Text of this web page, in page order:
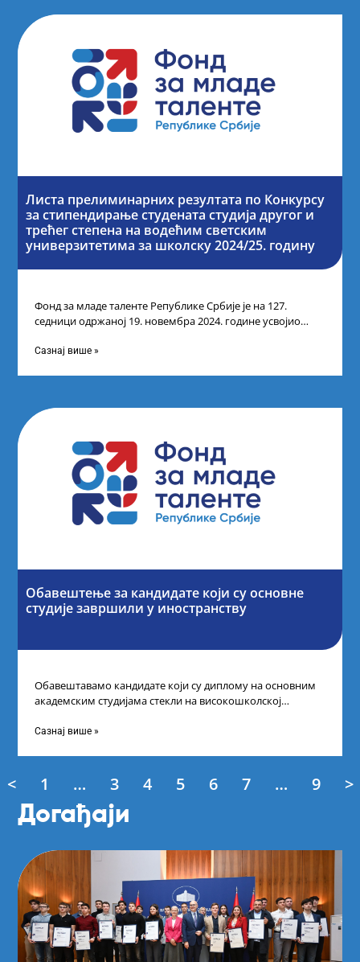
Листа прелиминарних резултата по Конкурсу
за стипендирање студената студија другог и
трећег степена на водећим светским
универзитетима за школску 2024/25. годину
Фонд за младе таленте Републике Србије је на 127.
седници одржаној 19. новембра 2024. године усвојио
Сазнај више »
Обавештење за кандидате који су основне
студије завршили у иностранству
Обавештавамо кандидате који су диплому на основним
академским студијама стекли на високошколској
Сазнај више »
< 1 … 3 4 5 6 7 … 9 >
Догађаји